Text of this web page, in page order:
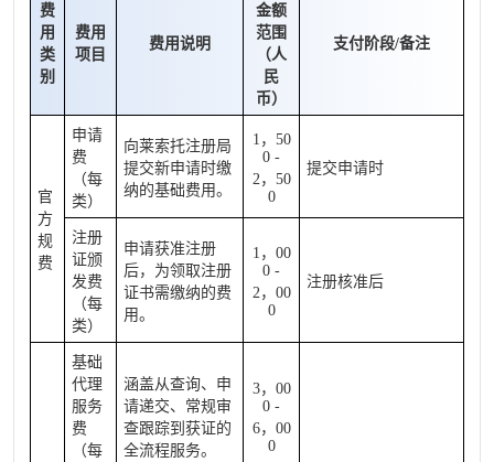
费
用
类
别
费用
项目
费用说明
金额
范围
（人
民
币）
支付阶段/备注
官
方
规
费
申请
费
（每
类）
向莱索托注册局
提交新申请时缴
纳的基础费用。
1，50
0 -
2，50
0
提交申请时
注册
证颁
发费
（每
类）
申请获准注册
后，为领取注册
证书需缴纳的费
用。
1，00
0 -
2，00
0
注册核准后
基础
代理
服务
费
（每
涵盖从查询、申
请递交、常规审
查跟踪到获证的
全流程服务。
3，00
0 -
6，00
0